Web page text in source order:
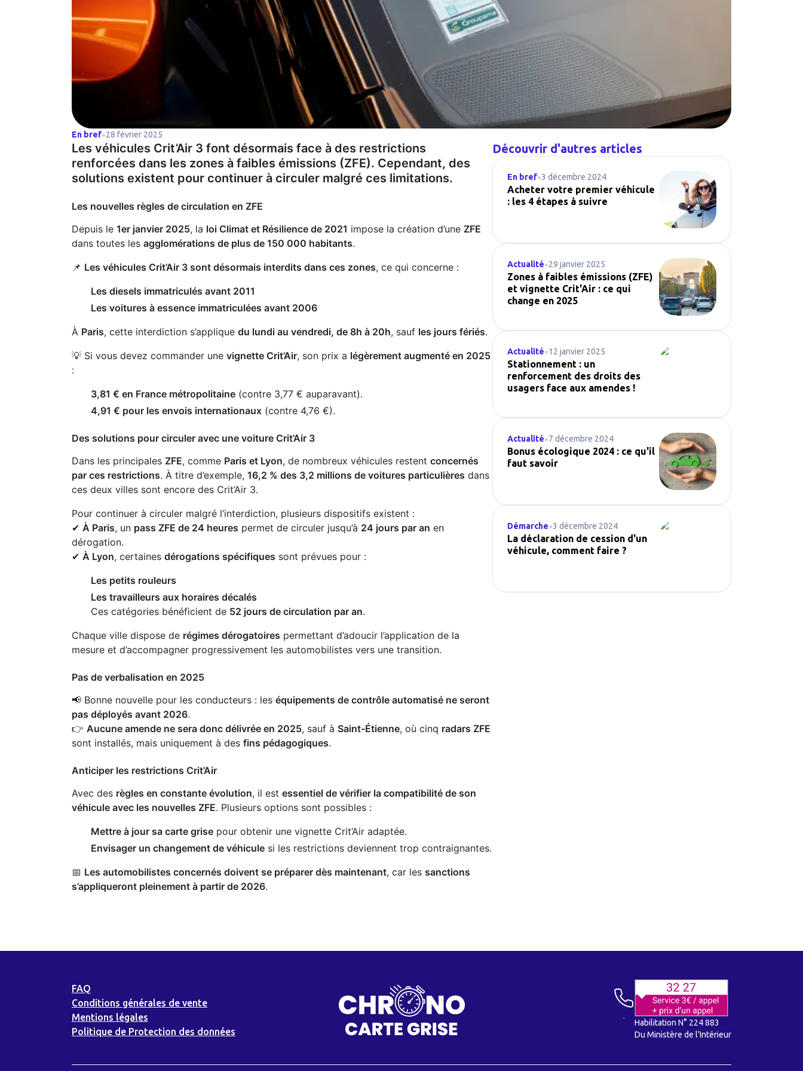
En bref●28 février 2025
Les véhicules Crit’Air 3 font désormais face à des restrictions
renforcées dans les zones à faibles émissions (ZFE). Cependant, des
solutions existent pour continuer à circuler malgré ces limitations.
Les nouvelles règles de circulation en ZFE
Depuis le 1er janvier 2025, la loi Climat et Résilience de 2021 impose la création d’une ZFE
dans toutes les agglomérations de plus de 150 000 habitants.
📌 Les véhicules Crit’Air 3 sont désormais interdits dans ces zones, ce qui concerne :
Les diesels immatriculés avant 2011
Les voitures à essence immatriculées avant 2006
À Paris, cette interdiction s’applique du lundi au vendredi, de 8h à 20h, sauf les jours fériés.
💡 Si vous devez commander une vignette Crit’Air, son prix a légèrement augmenté en 2025
:
3,81 € en France métropolitaine (contre 3,77 € auparavant).
4,91 € pour les envois internationaux (contre 4,76 €).
Des solutions pour circuler avec une voiture Crit’Air 3
Dans les principales ZFE, comme Paris et Lyon, de nombreux véhicules restent concernés
par ces restrictions. À titre d’exemple, 16,2 % des 3,2 millions de voitures particulières dans
ces deux villes sont encore des Crit’Air 3.
Pour continuer à circuler malgré l’interdiction, plusieurs dispositifs existent :
✔ À Paris, un pass ZFE de 24 heures permet de circuler jusqu’à 24 jours par an en
dérogation.
✔ À Lyon, certaines dérogations spécifiques sont prévues pour :
Les petits rouleurs
Les travailleurs aux horaires décalés
Ces catégories bénéficient de 52 jours de circulation par an.
Chaque ville dispose de régimes dérogatoires permettant d’adoucir l’application de la
mesure et d’accompagner progressivement les automobilistes vers une transition.
Pas de verbalisation en 2025
📢 Bonne nouvelle pour les conducteurs : les équipements de contrôle automatisé ne seront
pas déployés avant 2026.
👉 Aucune amende ne sera donc délivrée en 2025, sauf à Saint-Étienne, où cinq radars ZFE
sont installés, mais uniquement à des fins pédagogiques.
Anticiper les restrictions Crit’Air
Avec des règles en constante évolution, il est essentiel de vérifier la compatibilité de son
véhicule avec les nouvelles ZFE. Plusieurs options sont possibles :
Mettre à jour sa carte grise pour obtenir une vignette Crit’Air adaptée.
Envisager un changement de véhicule si les restrictions deviennent trop contraignantes.
📅 Les automobilistes concernés doivent se préparer dès maintenant, car les sanctions
s’appliqueront pleinement à partir de 2026.
Découvrir d'autres articles
En bref●3 décembre 2024
Acheter votre premier véhicule
: les 4 étapes à suivre
Actualité●29 janvier 2025
Zones à faibles émissions (ZFE)
et vignette Crit'Air : ce qui
change en 2025
Actualité●12 janvier 2025
Stationnement : un
renforcement des droits des
usagers face aux amendes !
Actualité●7 décembre 2024
Bonus écologique 2024 : ce qu'il
faut savoir
Démarche●3 décembre 2024
La déclaration de cession d'un
véhicule, comment faire ?
FAQ
Conditions générales de vente
Mentions légales
Politique de Protection des données
Habilitation N° 224 883
Du Ministère de l'Intérieur